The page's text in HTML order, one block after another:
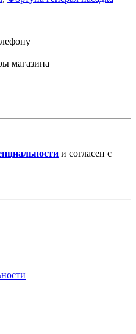
магазина
и согласен с